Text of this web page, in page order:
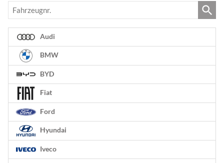
Fahrzeugnr.
Audi
BMW
BYD
Fiat
Ford
Hyundai
Iveco